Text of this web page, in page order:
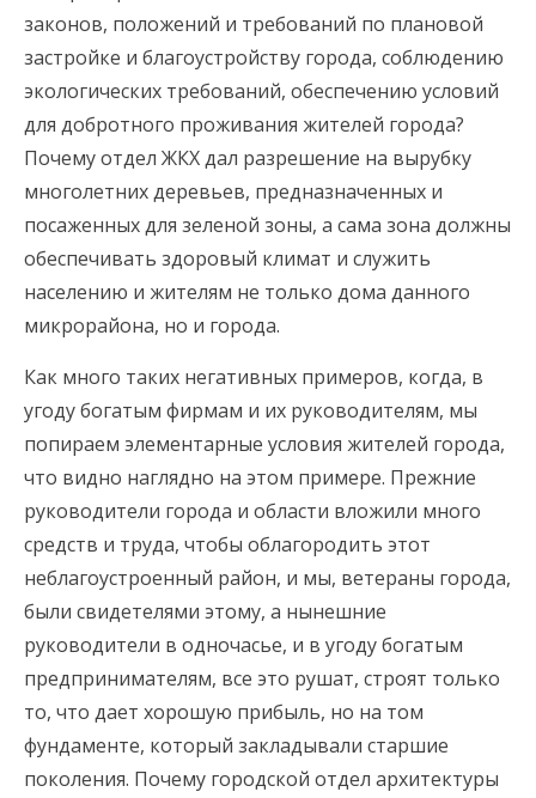
законов, положений и требований по плановой
застройке и благоустройству города, соблюдению
экологических требований, обеспечению условий
для добротного проживания жителей города?
Почему отдел ЖКХ дал разрешение на вырубку
многолетних деревьев, предназначенных и
посаженных для зеленой зоны, а сама зона должны
обеспечивать здоровый климат и служить
населению и жителям не только дома данного
микрорайона, но и города.
Как много таких негативных примеров, когда, в
угоду богатым фирмам и их руководителям, мы
попираем элементарные условия жителей города,
что видно наглядно на этом примере. Прежние
руководители города и области вложили много
средств и труда, чтобы облагородить этот
неблагоустроенный район, и мы, ветераны города,
были свидетелями этому, а нынешние
руководители в одночасье, и в угоду богатым
предпринимателям, все это рушат, строят только
то, что дает хорошую прибыль, но на том
фундаменте, который закладывали старшие
поколения. Почему городской отдел архитектуры